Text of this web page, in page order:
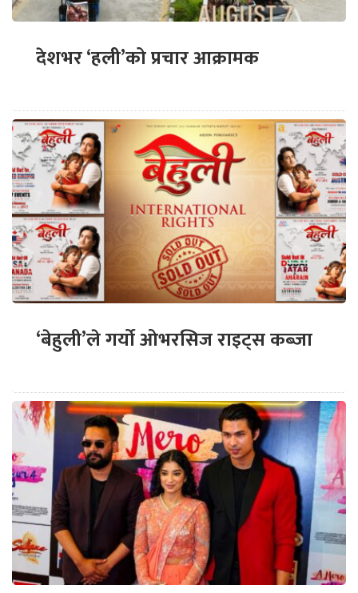
देशभर ‘हली’को प्रचार आक्रामक
‘बेहुली’ले गर्यो ओभरसिज राइट्स कब्जा